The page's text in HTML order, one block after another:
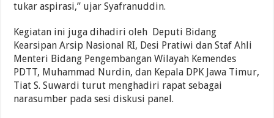
tukar aspirasi,” ujar Syafranuddin.
Kegiatan ini juga dihadiri oleh Deputi Bidang
Kearsipan Arsip Nasional RI, Desi Pratiwi dan Staf Ahli
Menteri Bidang Pengembangan Wilayah Kemendes
PDTT, Muhammad Nurdin, dan Kepala DPK Jawa Timur,
Tiat S. Suwardi turut menghadiri rapat sebagai
narasumber pada sesi diskusi panel.